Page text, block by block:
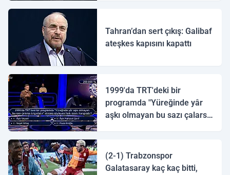
Tahran’dan sert çıkış: Galibaf
ateşkes kapısını kapattı
1999'da TRT'deki bir
programda "Yüreğinde yâr
aşkı olmayan bu sazı çalarsa
(2-1) Trabzonspor
Galatasaray kaç kaç bitti,